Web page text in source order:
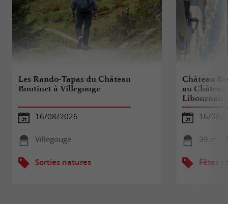
Les Rando-Tapas du Château
Boutinet à Villegouge
16/08/2026
Villegouge
Sorties natures
Château
au
Libournais"
16/08/
39 m -
Fêtes